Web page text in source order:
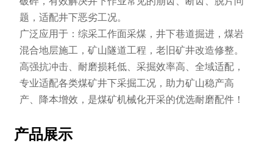
题，适配井下恶劣工况。
广泛应用于：综采工作面采煤，井下巷道掘进，煤岩
混合地层施工，矿山隧道工程，老旧矿井改造修整。
高强抗冲击、耐磨损耗低、采掘效率高、全域适配，
专业适配各类煤矿井下采掘工况，助力矿山稳产高
产、降本增效，是煤矿机械化开采的优选耐磨配件！
产品展示